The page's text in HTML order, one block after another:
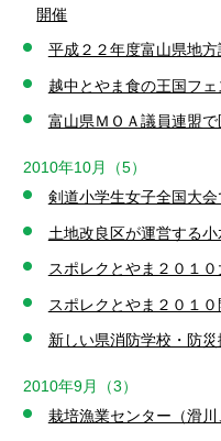
開催
平成２２年度富山県地
越中とやま食の王国フェ
富山県ＭＯＡ議員連盟
2010年10月（5）
剣道小学生女子全国大
土地改良区が運営する
スポレクとやま２０１０
スポレクとやま２０１０
新しい県消防学校・防
2010年9月（3）
栽培漁業センター（滑